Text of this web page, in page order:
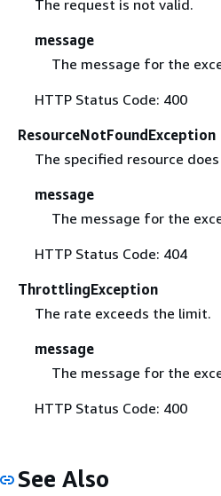
The request is not valid.
message
The message for the
HTTP Status Code: 400
ResourceNotFoundException
The specified resource
message
The message for the
HTTP Status Code: 404
ThrottlingException
The rate exceeds the limit.
message
The message for the
HTTP Status Code: 400
See Also